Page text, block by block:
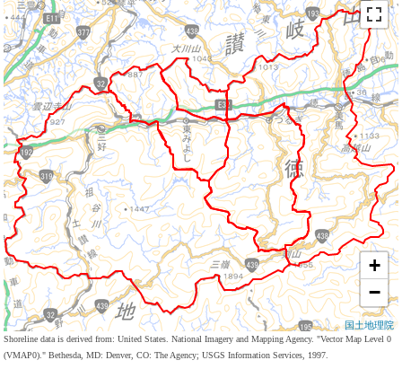
+
−
国土地理院
Shoreline data is derived from: United States. National Imagery and Mapping Agency. "Vector Map Level 0
(VMAP0)." Bethesda, MD: Denver, CO: The Agency; USGS Information Services, 1997.